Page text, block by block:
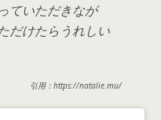
ていただきなが
だけたらうれしい
引用：https://natalie.mu/